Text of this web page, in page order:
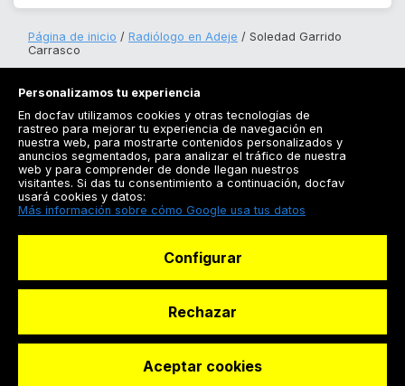
Página de inicio Radiólogo en Adeje
Soledad Garrido
Carrasco
Registrarse
Docfav
© Dashboard Technologies S.L
Personalizamos tu experiencia
En docfav utilizamos cookies y otras tecnologías de
rastreo para mejorar tu experiencia de navegación en
nuestra web, para mostrarte contenidos personalizados y
anuncios segmentados, para analizar el tráfico de nuestra
web y para comprender de donde llegan nuestros
visitantes. Si das tu consentimiento a continuación, docfav
usará cookies y datos:
Más información sobre cómo Google usa tus datos
Configurar
Rechazar
Aceptar cookies